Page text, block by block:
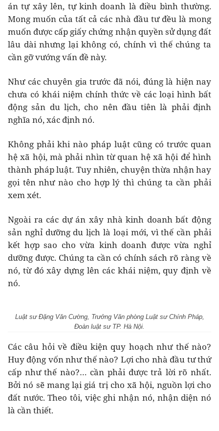
án tự xây lên, tự kinh doanh là điều bình thường.
Mong muốn của tất cả các nhà đầu tư đều là mong
muốn được cấp giấy chứng nhận quyền sử dụng đất
lâu dài nhưng lại không có, chính vì thế chúng ta
cần gỡ vướng vấn đề này.
Như các chuyên gia trước đã nói, đúng là hiện nay
chưa có khái niệm chính thức về các loại hình bất
động sản du lịch, cho nên đầu tiên là phải định
nghĩa nó, xác định nó.
Không phải khi nào pháp luật cũng có trước quan
hệ xã hội, mà phải nhìn từ quan hệ xã hội để hình
thành pháp luật. Tuy nhiên, chuyện thừa nhận hay
gọi tên như nào cho hợp lý thì chúng ta cần phải
xem xét.
Ngoài ra các dự án xây nhà kinh doanh bất động
sản nghỉ dưỡng du lịch là loại mới, vì thế cần phải
kết hợp sao cho vừa kinh doanh được vừa nghỉ
dưỡng được. Chúng ta cần có chính sách rõ ràng về
nó, từ đó xây dựng lên các khái niệm, quy định về
nó.
Luật sư Đặng Văn Cường, Trưởng Văn phòng Luật sư Chính Pháp,
Đoàn luật sư TP. Hà Nội.
Các câu hỏi về điều kiện quy hoạch như thế nào?
Huy động vốn như thế nào? Lợi cho nhà đầu tư thứ
cấp như thế nào?… cần phải được trả lời rõ nhất.
Bởi nó sẽ mang lại giá trị cho xã hội, nguồn lợi cho
đất nước. Theo tôi, việc ghi nhận nó, nhận diện nó
là cần thiết.